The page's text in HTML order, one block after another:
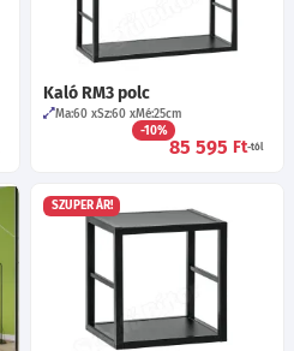
Kaló RM3 polc
Ma:60 Sz:60 Mé:25cm
-10%
85 595 Ft-tól
SZUPER ÁR!